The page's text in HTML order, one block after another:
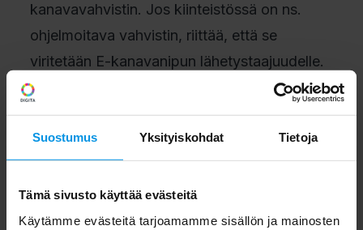
Suostumus Yksityiskohdat Tietoja
Tämä sivusto käyttää evästeitä
Käytämme evästeitä tarjoamamme sisällön ja mainosten
kanavavahvistin. Jos kiinteistössä on ns.
ohjelmoitava vahvistin, riittää, että se
viritetään E-kanavanipun lähetystaajuudelle.
kanavanipun vastaanottoon, on kuluttajan
hankittava maksu-tv-kortti ja tehtävä
digivastaanottimissa kanavahaku uudelleen
saadakseen E-kanavanipun lähetykset